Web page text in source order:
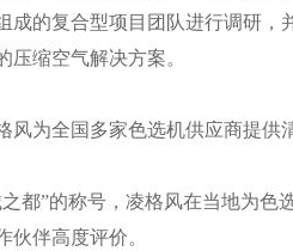
成的复合型项目团队进行调研
压缩空气解决方案。
风为全国多家色选机供应商提供
都”的称号，凌格风在当地为
伙伴高度评价。